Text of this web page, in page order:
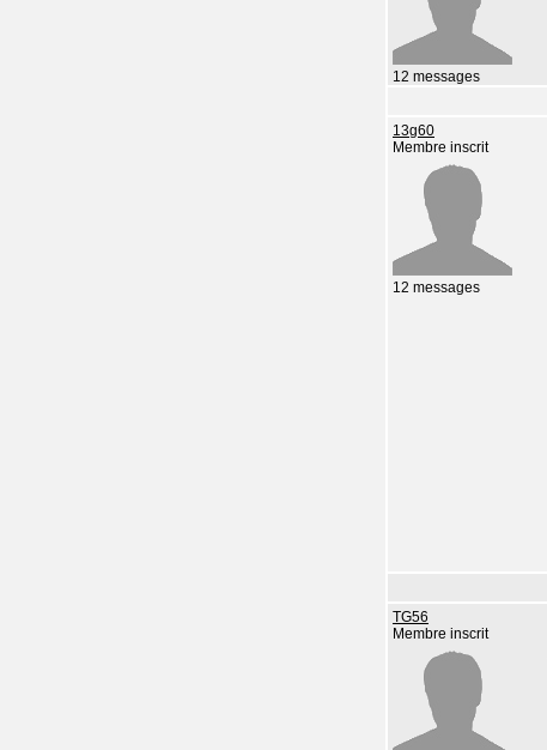
12 messages
13g60
Membre inscrit
12 messages
TG56
Membre inscrit